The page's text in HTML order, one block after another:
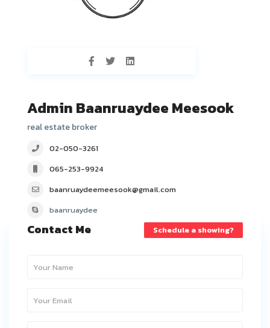
Admin Baanruaydee Meesook
real estate broker
02-050-3261
065-253-9924
baanruaydeemeesook@gmail.com
baanruaydee
Contact Me Schedule a showing?